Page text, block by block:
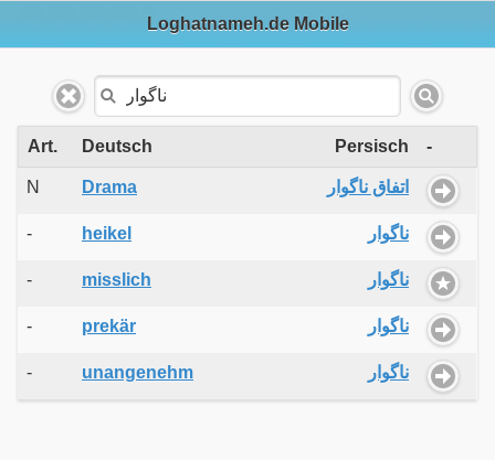
Loghatnameh.de Mobile
Art. Deutsch Persisch -
N Drama اتفاق ناگوار
- heikel ناگوار
- misslich ناگوار
- prekär ناگوار
- unangenehm ناگوار